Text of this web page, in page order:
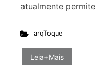
atualmente
arqToque
Leia+Mais